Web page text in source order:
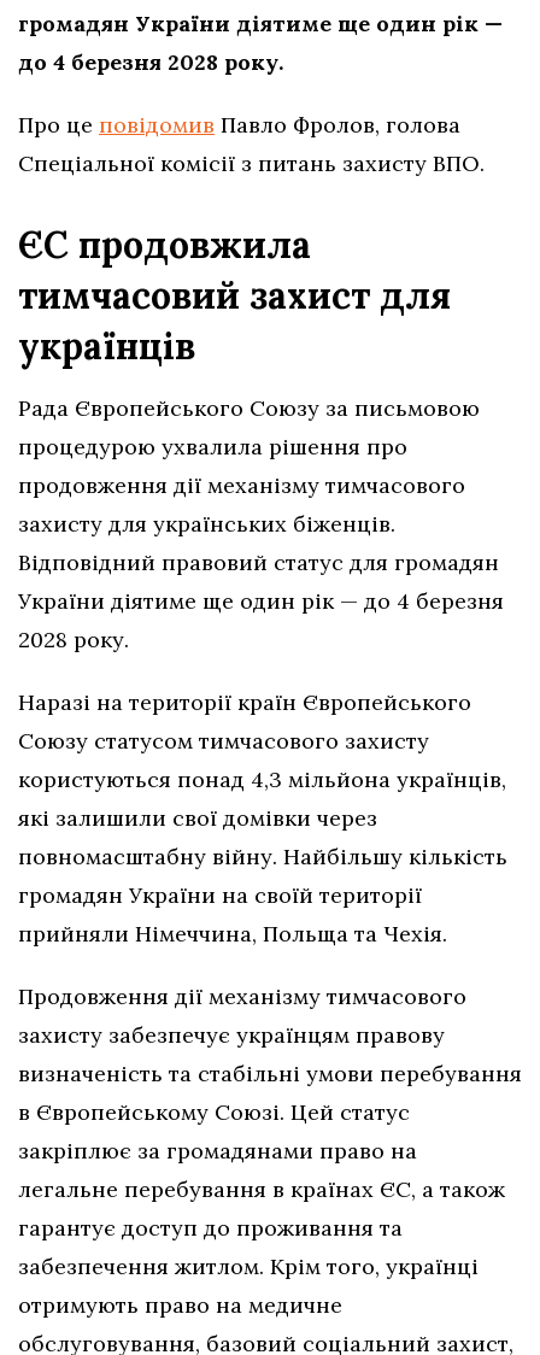
громадян України діятиме ще один рік —
до 4 березня 2028 року.
Про це повідомив Павло Фролов, голова
Спеціальної комісії з питань захисту ВПО.
ЄС продовжила
тимчасовий захист для
українців
Рада Європейського Союзу за письмовою
процедурою ухвалила рішення про
продовження дії механізму тимчасового
захисту для українських біженців.
Відповідний правовий статус для громадян
України діятиме ще один рік — до 4 березня
2028 року.
Наразі на території країн Європейського
Союзу статусом тимчасового захисту
користуються понад 4,3 мільйона українців,
які залишили свої домівки через
повномасштабну війну. Найбільшу кількість
громадян України на своїй території
прийняли Німеччина, Польща та Чехія.
Продовження дії механізму тимчасового
захисту забезпечує українцям правову
визначеність та стабільні умови перебування
в Європейському Союзі. Цей статус
закріплює за громадянами право на
легальне перебування в країнах ЄС, а також
гарантує доступ до проживання та
забезпечення житлом. Крім того, українці
отримують право на медичне
обслуговування, базовий соціальний захист,